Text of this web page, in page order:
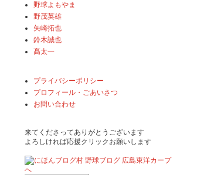
野球よもやま
野茂英雄
矢崎拓也
鈴木誠也
髙太一
プライバシーポリシー
プロフィール・ごあいさつ
お問い合わせ
来てくださってありがとうございます
よろしければ応援クリックお願いします